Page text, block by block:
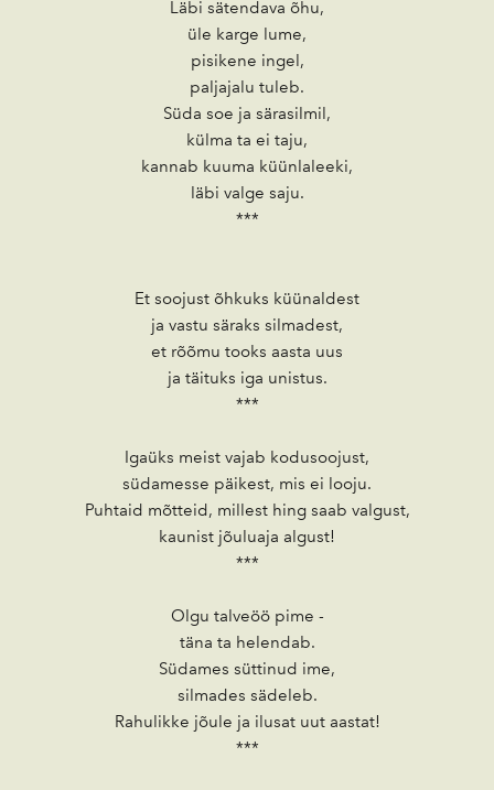
Läbi sätendava õhu,
üle karge lume,
pisikene ingel,
paljajalu tuleb.
Süda soe ja särasilmil,
külma ta ei taju,
kannab kuuma küünlaleeki,
läbi valge saju.
***
Et soojust õhkuks küünaldest
ja vastu säraks silmadest,
et rõõmu tooks aasta uus
ja täituks iga unistus.
***
Igaüks meist vajab kodusoojust,
südamesse päikest, mis ei looju.
Puhtaid mõtteid, millest hing saab valgust,
kaunist jõuluaja algust!
***
Olgu talveöö pime -
täna ta helendab.
Südames süttinud ime,
silmades sädeleb.
Rahulikke jõule ja ilusat uut aastat!
***